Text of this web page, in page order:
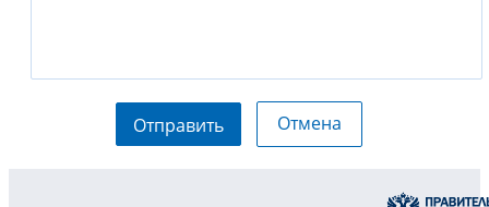
Отправить Отмена